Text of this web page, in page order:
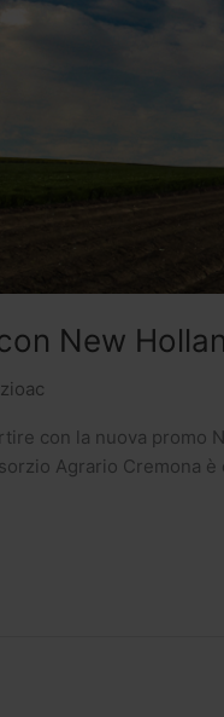
New
con la nuova promo
Agrario Cremona